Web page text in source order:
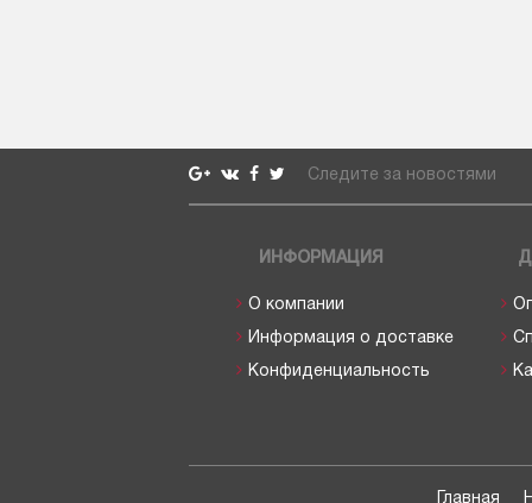
Следите за новостями
ИНФОРМАЦИЯ
О компании
Информация о доставке
Конфиденциальность
Главная